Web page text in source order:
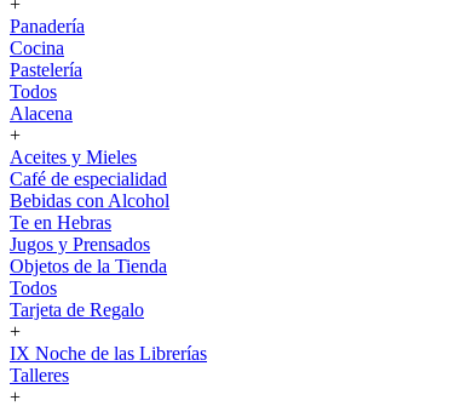
+
Panadería
Cocina
Pastelería
Todos
Alacena
+
Aceites y Mieles
Café de especialidad
Bebidas con Alcohol
Te en Hebras
Jugos y Prensados
Objetos de la Tienda
Todos
Tarjeta de Regalo
+
IX Noche de las Librerías
Talleres
+